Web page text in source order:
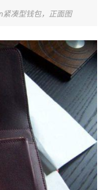
紧凑型钱包，正面图